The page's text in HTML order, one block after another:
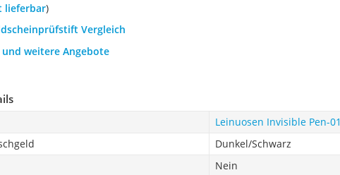
lieferbar)
Vergleich
weitere Angebote
Leinuosen Invisible Pen-01
Dunkel/Schwarz
Nein